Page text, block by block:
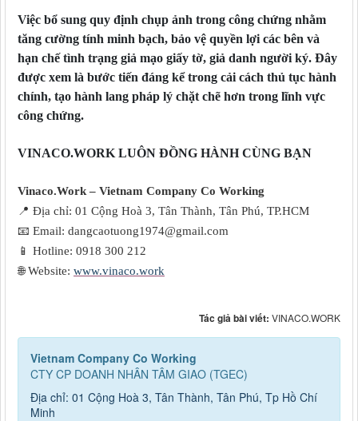
Việc bổ sung quy định chụp ảnh trong công chứng nhằm
tăng cường tính minh bạch, bảo vệ quyền lợi các bên và
hạn chế tình trạng giả mạo giấy tờ, giả danh người ký. Đây
được xem là bước tiến đáng kể trong cải cách thủ tục hành
chính, tạo hành lang pháp lý chặt chẽ hơn trong lĩnh vực
công chứng.
VINACO.WORK LUÔN ĐỒNG HÀNH CÙNG BẠN
Vinaco.Work – Vietnam Company Co Working
📍 Địa chỉ: 01 Cộng Hoà 3, Tân Thành, Tân Phú, TP.HCM
📧 Email: dangcaotuong1974@gmail.com
📱 Hotline: 0918 300 212
🌐Website: www.vinaco.work
Tác giả bài viết: VINACO.WORK
Vietnam Company Co Working
CTY CP DOANH NHÂN TÂM GIAO (TGEC)
Địa chỉ: 01 Cộng Hoà 3, Tân Thành, Tân Phú, Tp Hồ Chí
Minh